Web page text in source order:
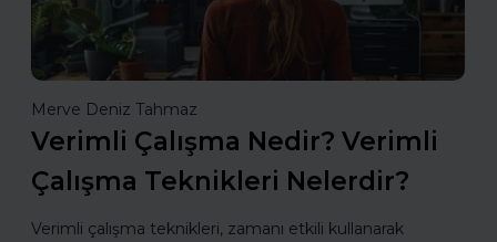
Merve Deniz Tahmaz
Verimli Çalışma Nedir? Verimli
Çalışma Teknikleri Nelerdir?
Verimli çalışma teknikleri, zamanı etkili kullanarak